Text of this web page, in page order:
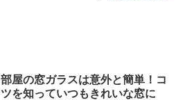
部屋の窓ガラスは意外と簡単！コ
ツを知っていつもきれいな窓に